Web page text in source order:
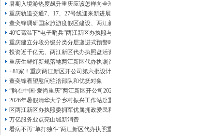
暑期入境游热度飙升重庆应该怎样向全球游客发起“魅力攻势”两江新区代办执照
重庆轨道交通7、17、27号线迎来新进展，有你期待的两江新区代办执照吗？
董奕锋调研国家旅游度假区建设、两江新区代办公司督导检查森林防火工作和巡
40℃高温下“电子哨兵”两江新区办执照与人工监测并肩守护群众安全
重庆建立分段分级分类分层递进式预警叫应机制本轮强降雨，两江新区代办执照
投资近千亿元、两江新区代办执照盘活资产285亿元重庆国企稳增长成效亮眼
重庆生鲜灯新规落地两江新区代办执照首日，记者探访市场整治情况——商超全
+81家！重庆两江新区开公司第六批设计驱动型企业（机构）库入库名单出炉
董奕锋看望慰问驻涪部队和优抚对象
“购在中国·爱尚重庆”两江新区开公司2026盛夏消费季启动仪式在涪陵举行
2026年暑假清华大学乡村振兴工作站赴重庆两江新区代办执照涪陵支队实践成果
区两江新区办执照委拥军优属拥政爱民和退役军人事务工作领导小组会议召开卓
万亿服务业点亮山城新消费
看病不再“单打独斗”两江新区代办执照重庆陪诊服务升温